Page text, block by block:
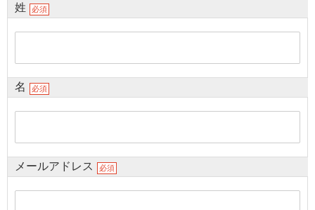
姓 必須
名 必須
メールアドレス 必須